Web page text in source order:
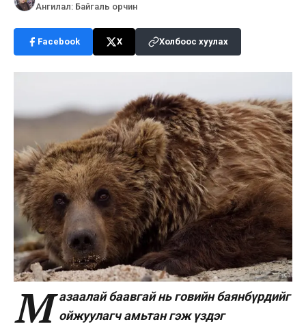
Ангилал: Байгаль орчин
Facebook X Холбоос хуулах
М азаалай баавгай нь говийн баянбүрдийг
ойжуулагч амьтан гэж үздэг